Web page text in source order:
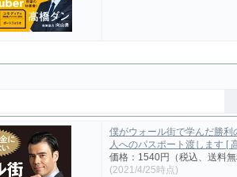
僕がウォール街で学んだ勝利
人へのパスポート渡します [
価格：1540円（税込、送料
(2021/4/25時点)